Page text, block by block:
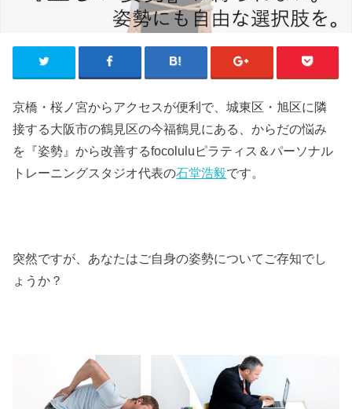
京橋・桜ノ宮からアクセスが便利で、城東区・旭区に隣
接する大阪市の鶴見区の今福鶴見にある、からだの悩み
を『姿勢』から改善するfocoluluピラティス＆パーソナル
トレーニングスタジオ代表の石堂浩毅です。
突然ですが、あなたはご自身の姿勢についてご存知でし
ょうか？